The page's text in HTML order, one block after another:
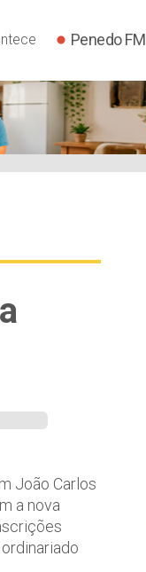
Penedo
João Carlos
a nova